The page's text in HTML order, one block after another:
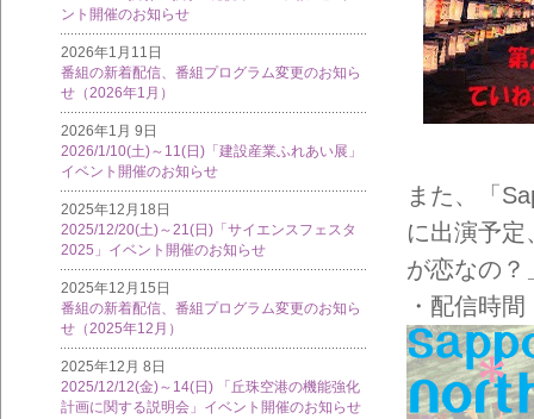
ント開催のお知らせ
2026年1月11日
番組の新着配信、番組プログラム変更のお知ら
せ（2026年1月）
2026年1月 9日
2026/1/10(土)～11(日)「建設産業ふれあい展」
イベント開催のお知らせ
2025年12月18日
2025/12/20(土)～21(日)「サイエンスフェスタ
2025」イベント開催のお知らせ
2025年12月15日
番組の新着配信、番組プログラム変更のお知ら
せ（2025年12月）
2025年12月 8日
2025/12/12(金)～14(日) 「丘珠空港の機能強化
計画に関する説明会」イベント開催のお知らせ
また、「
に出演予
が恋なの？
・配信時